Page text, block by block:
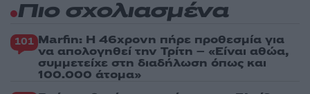
Πιο σχολιασμένα
101 Marfin: Η 46χρονη πήρε προθεσμία για
να απολογηθεί την Τρίτη – «Είναι αθώα,
συμμετείχε στη διαδήλωση όπως και
100.000 άτομα»